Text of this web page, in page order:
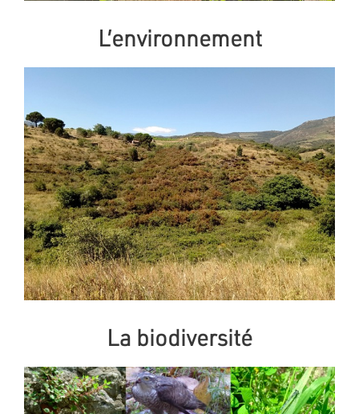
L’environnement
La biodiversité